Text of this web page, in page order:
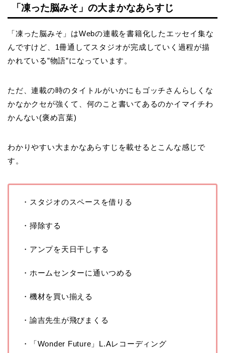
「凍った脳みそ」の大まかなあらすじ
「凍った脳みそ」はWebの連載を書籍化したエッセイ集な
んですけど、1冊通してスタジオが完成していく過程が描
かれている”物語”になっています。
ただ、連載の時のタイトルがいかにもゴッチさんらしくな
かなかクセが強くて、何のこと書いてあるのかイマイチわ
かんない(褒め言葉)
わかりやすい大まかなあらすじを載せるとこんな感じで
す。
・スタジオのスペースを借りる
・掃除する
・アンプを天日干しする
・ホームセンターに通いつめる
・機材を買い揃える
・諭吉先生が飛びまくる
・「Wonder Future」L.Aレコーディング